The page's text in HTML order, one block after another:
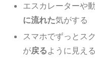
エスカレーターや
に流れた気がする
スマホでずっとス
が戻るように見える